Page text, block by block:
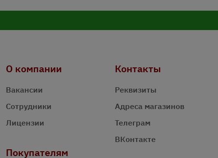
О компании
Вакансии
Сотрудники
Лицензии
Контакты
Реквизиты
Адреса магазинов
Телеграм
ВКонтакте
Покупателям